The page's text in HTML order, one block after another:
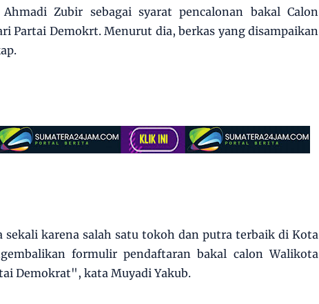
Zubir sebagai syarat pencalonan bakal Calon
Partai Demokrt. Menurut dia, berkas yang disampaikan
sekali karena salah satu tokoh dan putra terbaik di Kota
formulir pendaftaran bakal calon Walikota
Demokrat", kata Muyadi Yakub.